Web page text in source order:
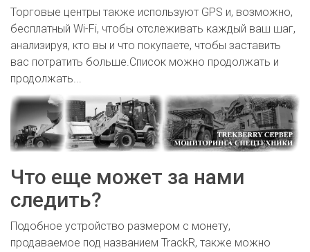
Торговые центры также используют GPS и, возможно,
бесплатный Wi-Fi, чтобы отслеживать каждый ваш шаг,
анализируя, кто вы и что покупаете, чтобы заставить
вас потратить больше.Список можно продолжать и
продолжать...
Что еще может за нами
следить?
Подобное устройство размером с монету,
продаваемое под названием TrackR, также можно